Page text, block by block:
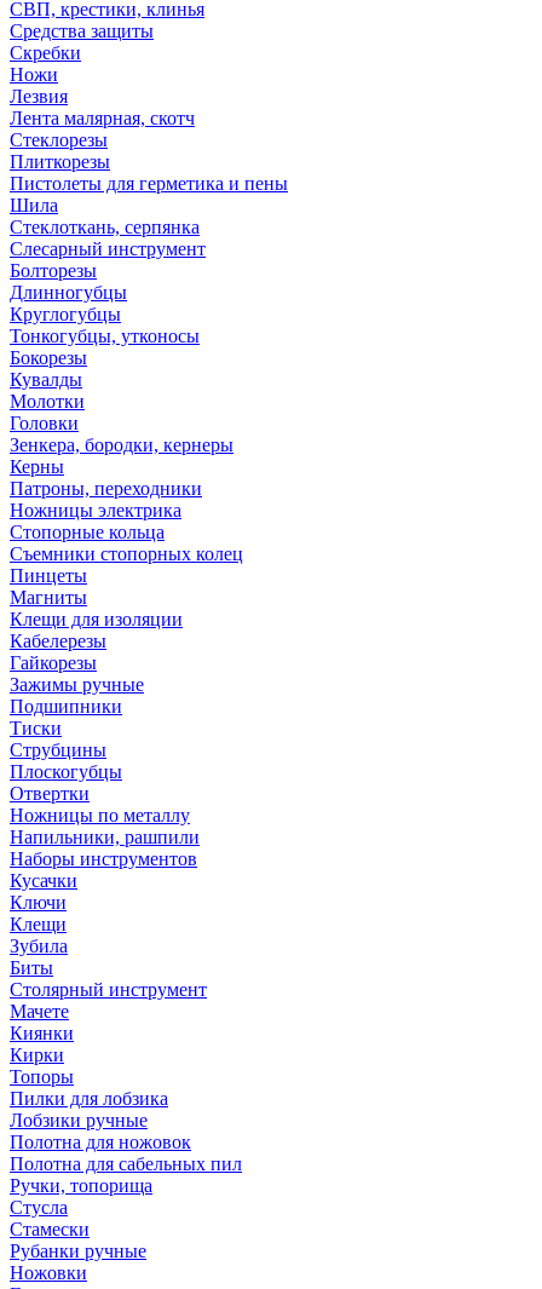
СВП, крестики, клинья
Средства защиты
Скребки
Ножи
Лезвия
Лента малярная, скотч
Стеклорезы
Плиткорезы
Пистолеты для герметика и пены
Шила
Стеклоткань, серпянка
Слесарный инструмент
Болторезы
Длинногубцы
Круглогубцы
Тонкогубцы, утконосы
Бокорезы
Кувалды
Молотки
Головки
Зенкера, бородки, кернеры
Керны
Патроны, переходники
Ножницы электрика
Стопорные кольца
Съемники стопорных колец
Пинцеты
Магниты
Клещи для изоляции
Кабелерезы
Гайкорезы
Зажимы ручные
Подшипники
Тиски
Струбцины
Плоскогубцы
Отвертки
Ножницы по металлу
Напильники, рашпили
Наборы инструментов
Кусачки
Ключи
Клещи
Зубила
Биты
Столярный инструмент
Мачете
Киянки
Кирки
Топоры
Пилки для лобзика
Лобзики ручные
Полотна для ножовок
Полотна для сабельных пил
Ручки, топорища
Стусла
Стамески
Рубанки ручные
Ножовки